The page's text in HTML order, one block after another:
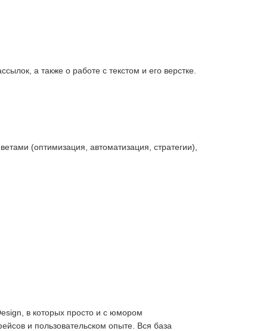
а также о работе с текстом и его верстке.
(оптимизация, автоматизация, стратегии),
в которых просто и с юмором
и пользовательском опыте. Вся база